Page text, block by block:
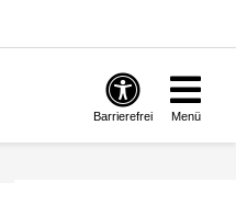
Barrierefrei Menü